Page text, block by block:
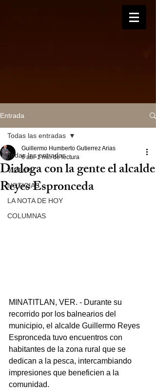
Entrada
Todas las entradas
VIDEOS
NOTICIAS
LA NOTA DE HOY
COLUMNAS
Todas las entradas
Dialoga con la gente el alcalde
Reyes Espronceda
Guillermo Humberto Gutierrez Arias
6 abr 1 min de lectura
MINATITLAN, VER. - Durante su
recorrido por los balnearios del
municipio, el alcalde Guillermo Reyes
Espronceda tuvo encuentros con
habitantes de la zona rural que se
dedican a la pesca, intercambiando
impresiones que beneficien a la
comunidad.